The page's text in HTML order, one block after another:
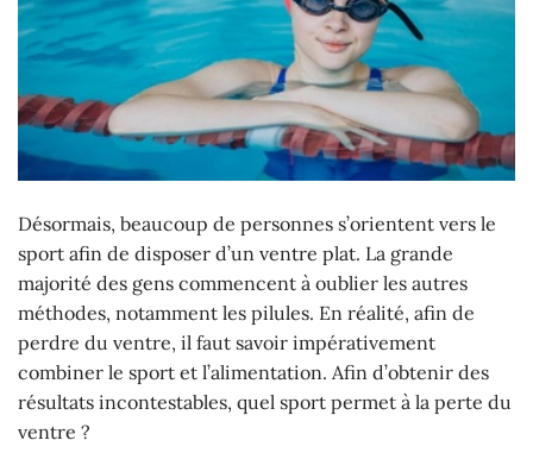
Désormais, beaucoup de personnes s’orientent vers le
sport afin de disposer d’un ventre plat. La grande
majorité des gens commencent à oublier les autres
méthodes, notamment les pilules. En réalité, afin de
perdre du ventre, il faut savoir impérativement
combiner le sport et l’alimentation. Afin d’obtenir des
résultats incontestables, quel sport permet à la perte du
ventre ?